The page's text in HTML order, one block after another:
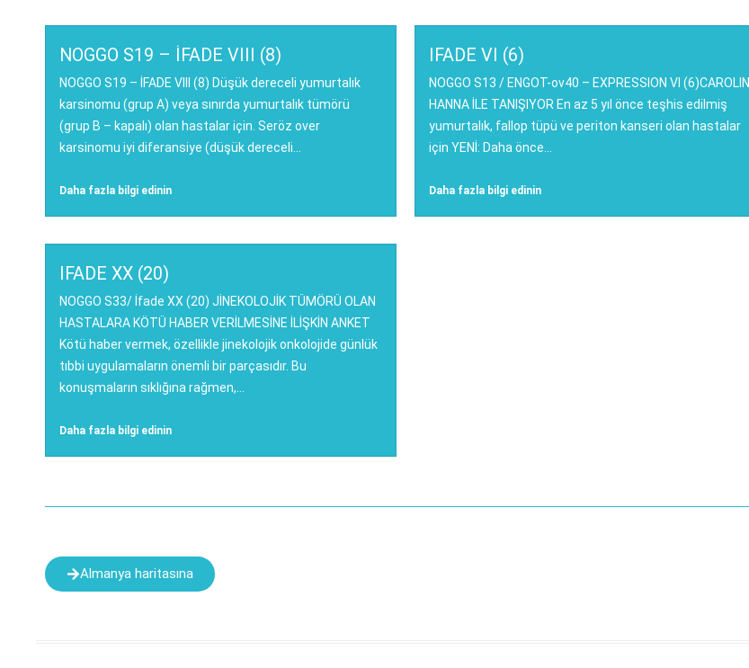
NOGGO S19 – İFADE VIII (8)
NOGGO S19 – İFADE VIII (8) Düşük dereceli yumurtalık
karsinomu (grup A) veya sınırda yumurtalık tümörü
(grup B – kapalı) olan hastalar için. Seröz over
karsinomu iyi diferansiye (düşük dereceli...
Daha fazla bilgi edinin
IFADE VI (6)
NOGGO S13 / ENGOT-ov40 – EXPRESSION VI (6)CAROLIN
HANNA İLE TANIŞIYOR En az 5 yıl önce teşhis edilmiş
yumurtalık, fallop tüpü ve periton kanseri olan hastalar
için YENİ: Daha önce...
Daha fazla bilgi edinin
IFADE XX (20)
NOGGO S33/ İfade XX (20) JİNEKOLOJİK TÜMÖRÜ OLAN
HASTALARA KÖTÜ HABER VERİLMESİNE İLİŞKİN ANKET
Kötü haber vermek, özellikle jinekolojik onkolojide günlük
tıbbi uygulamaların önemli bir parçasıdır. Bu
konuşmaların sıklığına rağmen,...
Daha fazla bilgi edinin
Almanya haritasına